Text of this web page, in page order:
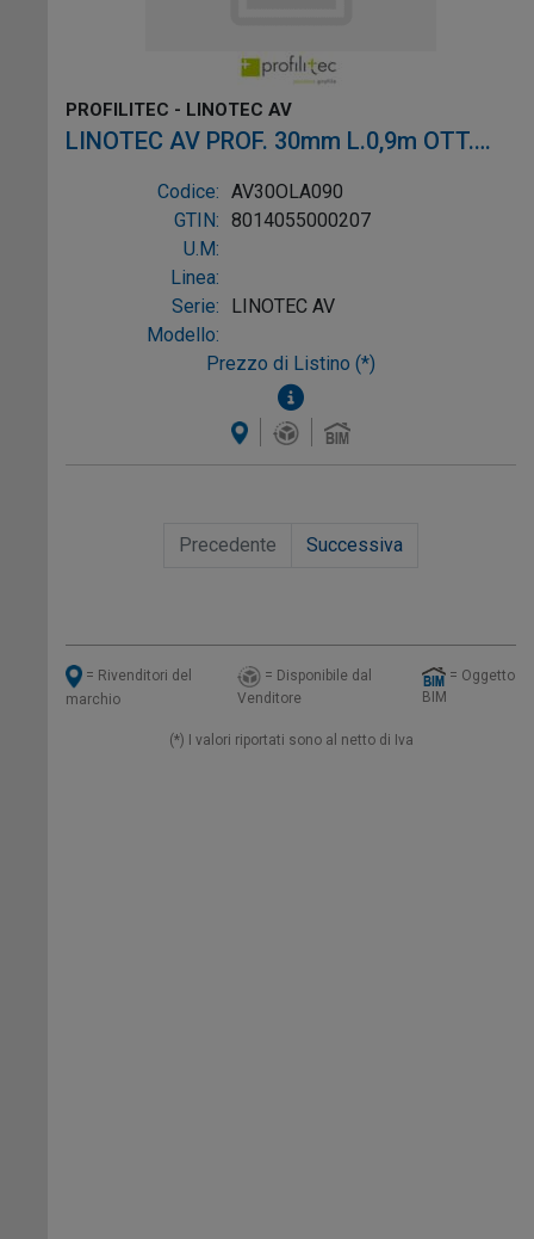
PROFILITEC - LINOTEC AV
LINOTEC AV PROF. 30mm L.0,9m OTT.
LUC. ADES.
Codice: AV30OLA090
GTIN: 8014055000207
U.M:
Linea:
Serie:
LINOTEC AV
Modello:
Prezzo di Listino (*)
Precedente Successiva
= Rivenditori del
marchio
= Disponibile dal
Venditore
= Oggetto
BIM
(*) I valori riportati sono al netto di Iva